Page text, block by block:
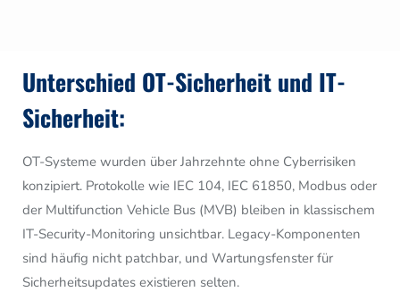
Unterschied OT-Sicherheit und IT-
Sicherheit:
OT-Systeme wurden über Jahrzehnte ohne Cyberrisiken
konzipiert. Protokolle wie IEC 104, IEC 61850, Modbus oder
der Multifunction Vehicle Bus (MVB) bleiben in klassischem
IT-Security-Monitoring unsichtbar. Legacy-Komponenten
sind häufig nicht patchbar, und Wartungsfenster für
Sicherheitsupdates existieren selten.